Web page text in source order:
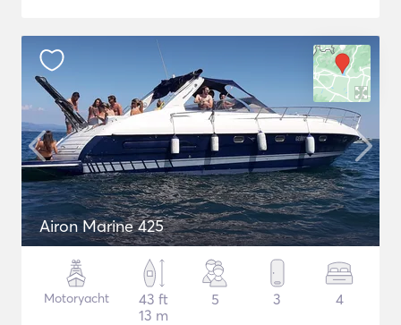
Airon Marine 425
Motoryacht
43 ft
13 m
5 3 4